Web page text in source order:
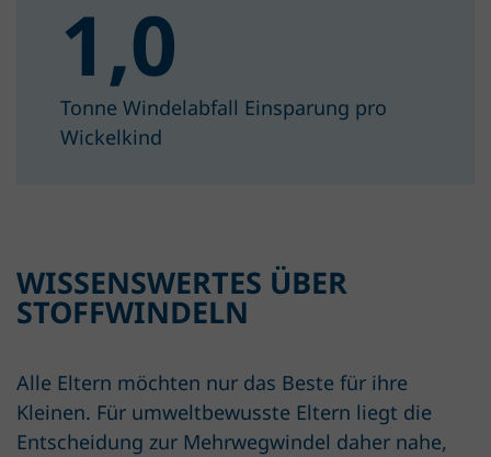
1,0
Tonne Windelabfall Einsparung pro
Wickelkind
WISSENSWERTES ÜBER
STOFFWINDELN
Alle Eltern möchten nur das Beste für ihre
Kleinen. Für umweltbewusste Eltern liegt die
Entscheidung zur Mehrwegwindel daher nahe,